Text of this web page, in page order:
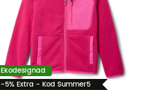
Ekodesignad
-5% Extra - Kod Summer5